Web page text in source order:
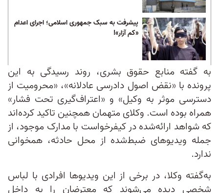
پیشرفت به سبک جمهوری اسلامی؛ اجرای اعدام
«کم آزار»!
به گفته منابع حقوق بشری، روند رسیدگی به این
پرونده با «نقض اصول دادرسی عادلانه»، «محرومیت از
دسترسی موثر به وکیل» و «اعتراف‌گیری تحت فشار»
همراه بوده است. وکلای متهمان همچنین تاکید کرده‌اند
که شواهد ارائه‌شده در کیفرخواست با مدارک موجود، از
جمله ویدیوهای ضبط‌شده از محل حادثه، همخوانی
ندارد.
به‌گفته وکلا، در برخی از این ویدیوها افرادی با لباس
شخصی دیده می‌شوند که معترضان را به داخل